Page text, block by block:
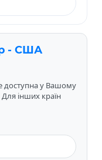
- США
доступна у Вашому
Для інших країн